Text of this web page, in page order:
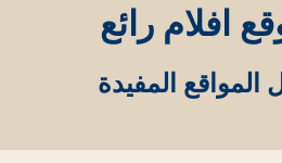
افلام رائع
المواقع المفيدة